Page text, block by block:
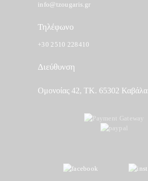
info@tzougaris.gr
Τηλέφωνο
+30 2510 228410
Διεύθυνση
Ομονοίας 42, ΤΚ. 65302 Καβάλα